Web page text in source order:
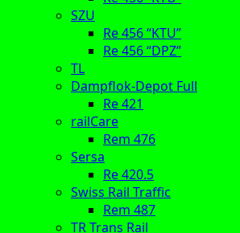
SZU
Re 456 “KTU”
Re 456 “DPZ”
TL
Dampflok-Depot Full
Re 421
railCare
Rem 476
Sersa
Re 420.5
Swiss Rail Traffic
Rem 487
TR Trans Rail